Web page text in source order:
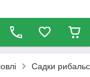
Садки